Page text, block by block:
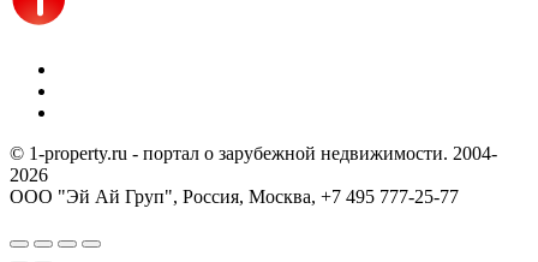
© 1-property.ru - портал о зарубежной недвижимости. 2004-
2026
ООО "Эй Ай Груп", Россия, Москва, +7 495 777-25-77